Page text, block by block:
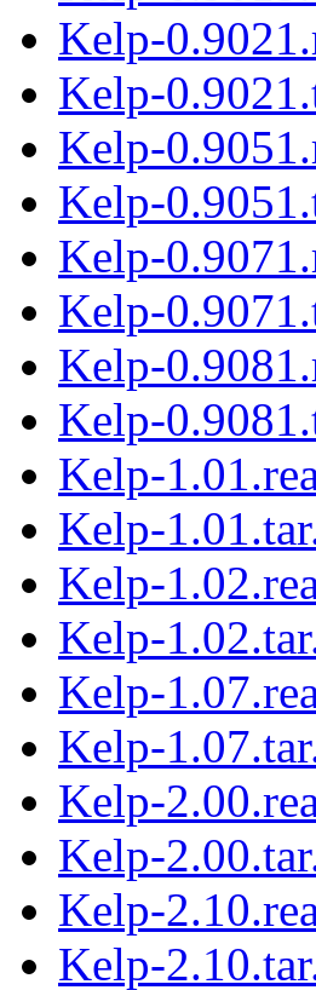
Kelp-
Kelp-
Kelp-
Kelp-
Kelp-
Kelp-
Kelp-
Kelp-
Kelp-
Kelp-
Kelp-
Kelp-
Kelp-
Kelp-
Kelp-
Kelp-
Kelp-
Kelp-